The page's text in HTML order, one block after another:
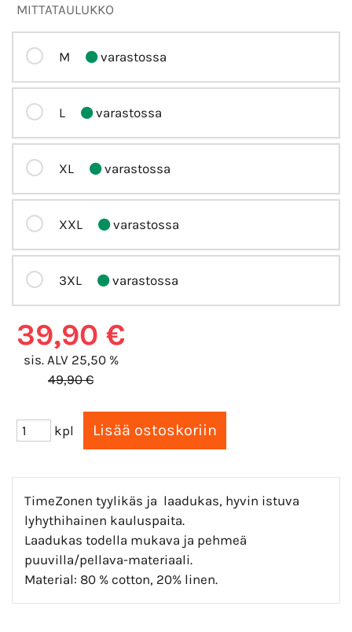
MITTATAULUKKO
M varastossa
L varastossa
XL varastossa
XXL varastossa
3XL varastossa
39,90 €
sis. ALV 25,50 %
49,90 €
kpl
TimeZonen tyylikäs ja laadukas, hyvin istuva
lyhythihainen kauluspaita.
Laadukas todella mukava ja pehmeä
puuvilla/pellava-materiaali.
Material: 80 % cotton, 20% linen.